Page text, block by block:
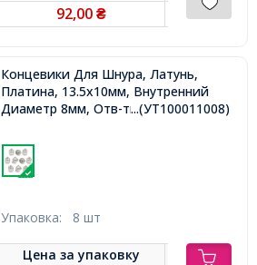
92,00₴
Концевики Для Шнура, Латунь,
Платина, 13.5х10мм, Внутренний
Диаметр 8мм, Отв-тие 1.5мм,
...(УТ100011008)
Упаковка: 8 шт
Цена заупаковку